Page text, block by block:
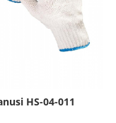
HS-04-011